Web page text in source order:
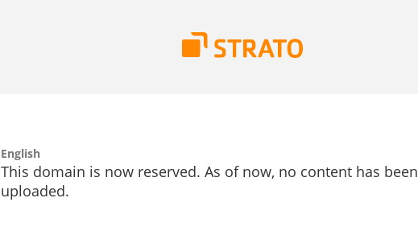
English
This domain is now reserved. As of now, no content has been
uploaded.